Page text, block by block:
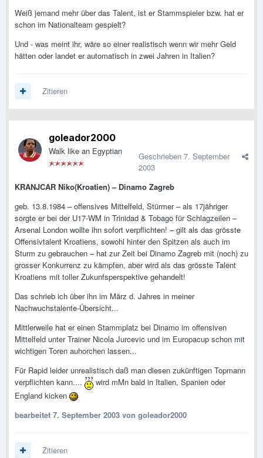
Weiß jemand mehr über das Talent, ist er Stammspieler bzw. hat er
schon im Nationalteam gespielt?
Und - was meint ihr, wäre so einer realistisch wenn wir mehr Geld
hätten oder landet er automatisch in zwei Jahren in Italien?
Zitieren
goleador2000
Walk like an Egyptian Geschrieben 7. September
2003
KRANJCAR Niko(Kroatien) – Dinamo Zagreb
geb. 13.8.1984 – offensives Mittelfeld, Stürmer – als 17jähriger
sorgte er bei der U17-WM in Trinidad & Tobago für Schlagzeilen –
Arsenal London wollte ihn sofort verpflichten! – gilt als das grösste
Offensivtalent Kroatiens, sowohl hinter den Spitzen als auch im
Sturm zu gebrauchen – hat zur Zeit bei Dinamo Zagreb mit (noch) zu
grosser Konkurrenz zu kämpfen, aber wird als das grösste Talent
Kroatiens mit toller Zukunfsperspektive gehandelt!
Das schrieb ich über ihn im März d. Jahres in meiner
Nachwuchstalente-Übersicht...
Mittlerweile hat er einen Stammplatz bei Dinamo im offensiven
Mittelfeld unter Trainer Nicola Jurcevic und im Europacup schon mit
wichtigen Toren auhorchen lassen...
Für Rapid leider unrealistisch daß man diesen zukünftigen Topmann
verpflichten kann....
wird mMn bald in Italien, Spanien oder
England kicken
bearbeitet 7. September 2003 von goleador2000
Zitieren